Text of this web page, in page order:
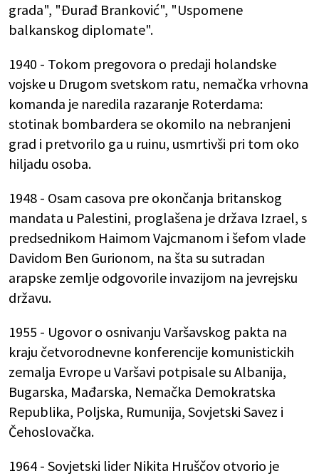
grada", "Đurađ Branković", "Uspomene
balkanskog diplomate".
1940 - Tokom pregovora o predaji holandske
vojske u Drugom svetskom ratu, nemačka vrhovna
komanda je naredila razaranje Roterdama:
stotinak bombardera se okomilo na nebranjeni
grad i pretvorilo ga u ruinu, usmrtivši pri tom oko
hiljadu osoba.
1948 - Osam casova pre okončanja britanskog
mandata u Palestini, proglašena je država Izrael, s
predsednikom Haimom Vajcmanom i šefom vlade
Davidom Ben Gurionom, na šta su sutradan
arapske zemlje odgovorile invazijom na jevrejsku
državu.
1955 - Ugovor o osnivanju Varšavskog pakta na
kraju četvorodnevne konferencije komunistickih
zemalja Evrope u Varšavi potpisale su Albanija,
Bugarska, Mađarska, Nemačka Demokratska
Republika, Poljska, Rumunija, Sovjetski Savez i
Čehoslovačka.
1964 - Sovjetski lider Nikita Hruščov otvorio je